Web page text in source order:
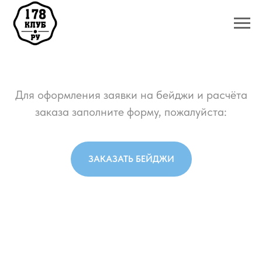
Для оформления заявки на бейджи и расчёта
заказа заполните форму, пожалуйста:
ЗАКАЗАТЬ БЕЙДЖИ